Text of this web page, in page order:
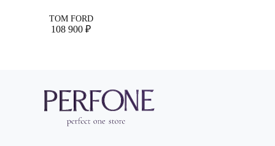
TOM FORD
108 900 ₽